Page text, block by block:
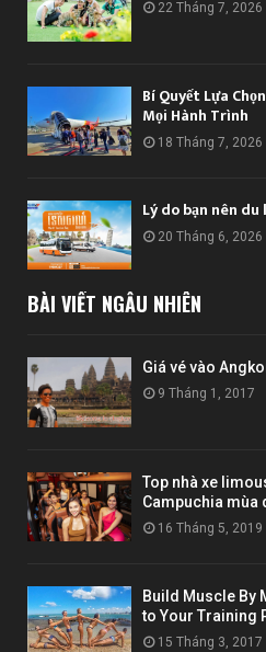
22 Tháng 7, 2026
Bí Quyết Lựa
Mọi Hành Trình
18 Tháng 7, 2026
Lý do bạn nên
20 Tháng 6, 2026
BÀI VIẾT NGẪU NHIÊN
Giá vé vào
9 Tháng 1, 2017
Top nhà xe
Campuchia mùa
16 Tháng 5, 2019
Build Muscle By
to Your Training
15 Tháng 3, 2017